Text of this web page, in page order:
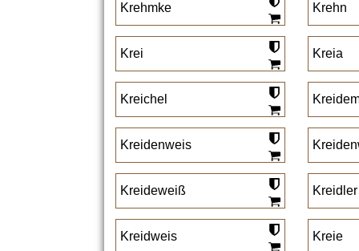
Krehmke Krehn
Krei Kreia
Kreichel
Kreidenweis
Kreideweiß Kreidler
Kreidweis Kreie